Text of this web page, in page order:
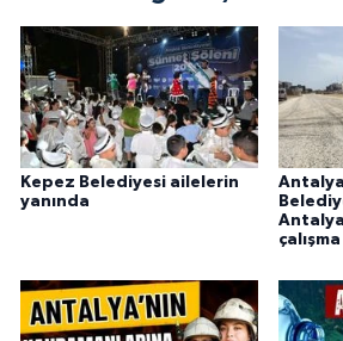
Kepez Belediyesi ailelerin
yanında